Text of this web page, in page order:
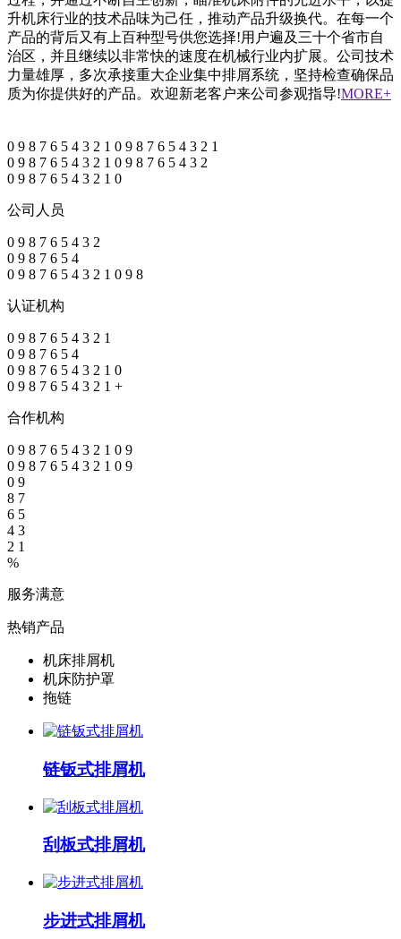
升机床行业的技术品味为己任，推动产品升级换代。在每一个
产品的背后又有上百种型号供您选择!用户遍及三十个省市自
治区，并且继续以非常快的速度在机械行业内扩展。公司技术
力量雄厚，多次承接重大企业集中排屑系统，坚持检查确保品
质为你提供好的产品。欢迎新老客户来公司参观指导!MORE+
0 9 8 7 6 5 4 3 2 1 0 9 8 7 6 5 4 3 2 1
0 9 8 7 6 5 4 3 2 1 0 9 8 7 6 5 4 3 2
0 9 8 7 6 5 4 3 2 1 0
公司人员
0 9 8 7 6 5 4 3 2
0 9 8 7 6 5 4
0 9 8 7 6 5 4 3 2 1 0 9 8
认证机构
0 9 8 7 6 5 4 3 2 1
0 9 8 7 6 5 4
0 9 8 7 6 5 4 3 2 1 0
0 9 8 7 6 5 4 3 2 1 +
合作机构
0 9 8 7 6 5 4 3 2 1 0 9
0 9 8 7 6 5 4 3 2 1 0 9
0 9
8 7
6 5
4 3
2 1
%
服务满意
热销产品
机床排屑机
机床防护罩
拖链
链钣式排屑机
刮板式排屑机
步进式排屑机